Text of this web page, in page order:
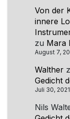
Von der
innere
zu Mara
August 7,
Walther
Gedicht
Juli 30, 2021
Nils